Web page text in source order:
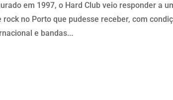
em 1997, o Hard Club veio responder a
no Porto que pudesse receber, com
e bandas...